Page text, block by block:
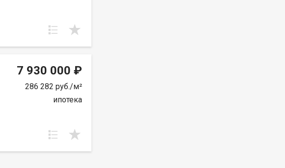
7 930 000 ₽
286 282 руб./м²
ипотека